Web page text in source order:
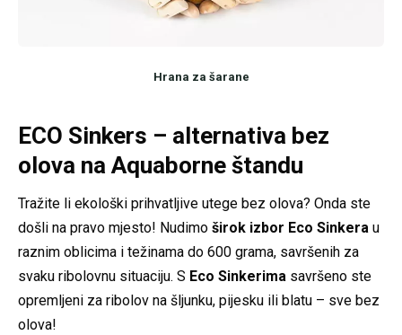
Hrana za šarane
ECO Sinkers – alternativa bez
olova na Aquaborne štandu
Tražite li ekološki prihvatljive utege bez olova? Onda ste
došli na pravo mjesto! Nudimo širok izbor Eco Sinkera u
raznim oblicima i težinama do 600 grama, savršenih za
svaku ribolovnu situaciju. S Eco Sinkerima savršeno ste
opremljeni za ribolov na šljunku, pijesku ili blatu – sve bez
olova!